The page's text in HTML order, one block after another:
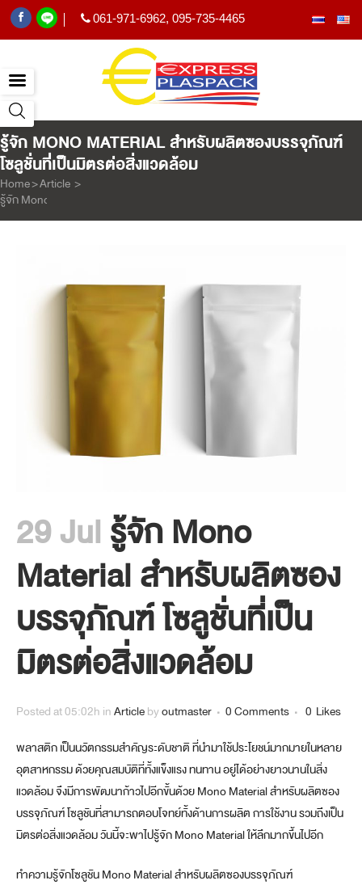
061-971-6962, 095-735-4465
รู้จัก MONO MATERIAL สำหรับผลิตซองบรรจุภัณฑ์
โซลูชั่นที่เป็นมิตรต่อสิ่งแวดล้อม
Home>Article >
รู้จัก Mono Material สำหรับผลิตซองบรรจุภัณฑ์ โซลูชั่นที่เป็นมิตรต่อสิ่งแวดล้อม
29 Jul รู้จัก Mono
Material สำหรับผลิตซอง
บรรจุภัณฑ์ โซลูชั่นที่เป็น
มิตรต่อสิ่งแวดล้อม
Posted at 05:02h inArticlebyoutmaster 0 Comments 0 Likes
พลาสติก เป็นนวัตกรรมสำคัญระดับชาติ ที่นำมาใช้ประโยชน์มากมายในหลาย
อุตสาหกรรม ด้วยคุณสมบัติที่ทั้งแข็งแรง ทนทาน อยู่ได้อย่างยาวนานในสิ่ง
แวดล้อม จึงมีการพัฒนาก้าวไปอีกขั้นด้วย Mono Material สำหรับผลิตซอง
บรรจุภัณฑ์ โซลูชันที่สามารถตอบโจทย์ทั้งด้านการผลิต การใช้งาน รวมถึงเป็น
มิตรต่อสิ่งแวดล้อม วันนี้จะพาไปรู้จัก Mono Material ให้ลึกมากขึ้นไปอีก
ทำความรู้จักโซลูชัน Mono Material สำหรับผลิตซองบรรจุภัณฑ์